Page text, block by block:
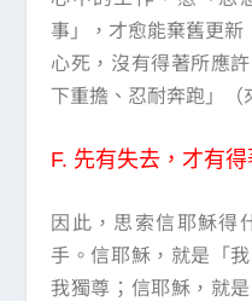
事」，才愈能棄舊更
心死，沒有得著所應
下重擔、忍耐奔跑」（
F. 先有失去，才有得
因此，思索信耶穌得
手。信耶穌，就是「
我獨尊；信耶穌，就